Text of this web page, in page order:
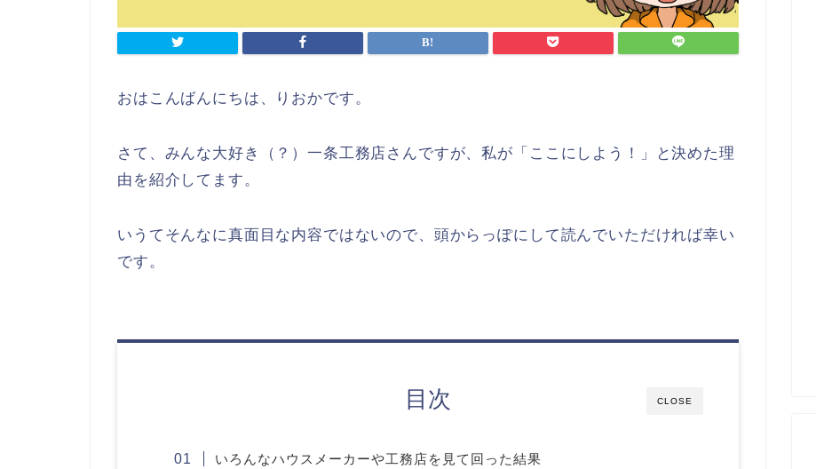
おはこんばんにちは、りおかです。
さて、みんな大好き（？）一条工務店さんですが、私が「ここにしよう！」と決めた理
由を紹介してます。
いうてそんなに真面目な内容ではないので、頭からっぽにして読んでいただければ幸い
です。
CLOSE
目次
いろんなハウスメーカーや工務店を見て回った結果